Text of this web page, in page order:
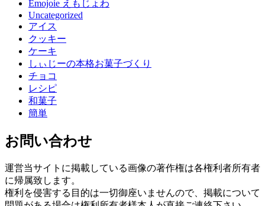
Emojoie えもじょわ
Uncategorized
アイス
クッキー
ケーキ
しぃじーの本格お菓子づくり
チョコ
レシピ
和菓子
簡単
お問い合わせ
運営当サイトに掲載している画像の著作権は各権利者所有者
に帰属致します。
権利を侵害する目的は一切御座いませんので、掲載について